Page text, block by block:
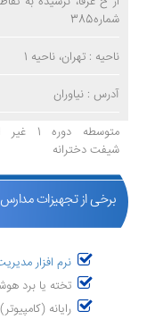
شماره385
ناحیه : تهران، ناحیه 1
آدرس : نیاوران
متوسطه
شیفت دخترانه
برخی از تجهیزات مدارس
نرم افزار
تخته یا برد
رایانه (کامپیوتر)